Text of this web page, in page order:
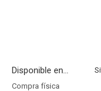
Disponible en...
Compra física